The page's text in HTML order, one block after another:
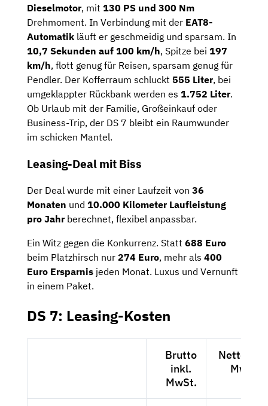
Dieselmotor, mit 130 PS und 300 Nm
Drehmoment. In Verbindung mit der EAT8-
Automatik läuft er geschmeidig und sparsam. In
10,7 Sekunden auf 100 km/h, Spitze bei 197
km/h, flott genug für Reisen, sparsam genug für
Pendler. Der Kofferraum schluckt 555 Liter, bei
umgeklappter Rückbank werden es 1.752 Liter.
Ob Urlaub mit der Familie, Großeinkauf oder
Business-Trip, der DS 7 bleibt ein Raumwunder
im schicken Mantel.
Leasing-Deal mit Biss
Der Deal wurde mit einer Laufzeit von 36
Monaten und 10.000 Kilometer Laufleistung
pro Jahrberechnet, flexibel anpassbar.
Ein Witz gegen die Konkurrenz. Statt 688 Euro
beim Platzhirsch nur 274 Euro, mehr als 400
Euro Ersparnis jeden Monat. Luxus und Vernunft
in einem Paket.
DS 7: Leasing-Kosten
Brutto
inkl.
MwSt.
Netto
MwSt.